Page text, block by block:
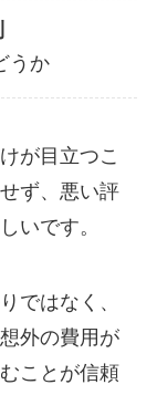
うか
が目立つこ
ず、悪い評
いです。
ではなく、
外の費用が
ことが信頼